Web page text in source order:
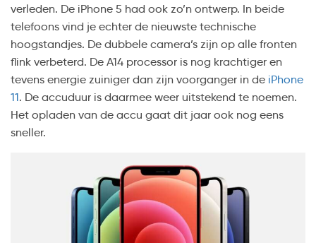
verleden. De iPhone 5 had ook zo’n ontwerp. In beide
telefoons vind je echter de nieuwste technische
hoogstandjes. De dubbele camera’s zijn op alle fronten
flink verbeterd. De A14 processor is nog krachtiger en
tevens energie zuiniger dan zijn voorganger in de iPhone
11. De accuduur is daarmee weer uitstekend te noemen.
Het opladen van de accu gaat dit jaar ook nog eens
sneller.